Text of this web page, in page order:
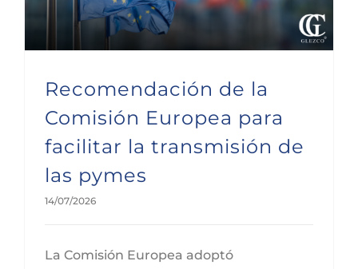
Recomendación de la
Comisión Europea para
facilitar la transmisión de
las pymes
14/07/2026
La Comisión Europea adoptó